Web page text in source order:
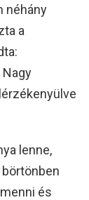
néhány
a
lenne,
börtönben
és